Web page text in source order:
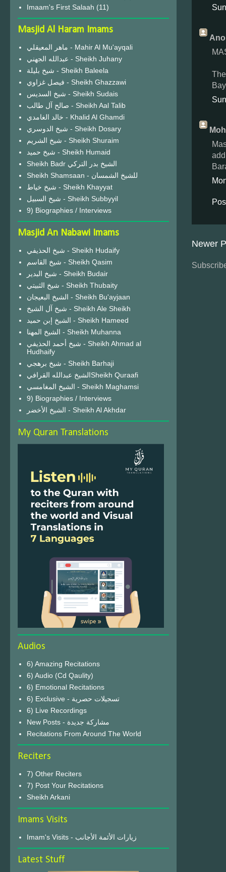
Newer
Imaam's First Salaah (11)
Masjid Al Haram Imams
ماهر المعيقلي - Mahir Al Mu'ayqali
عبدالله الجهني - Sheikh Juhany
شيخ بليلة - Sheikh Baleela
فيصل غزاوي - Sheikh Ghazzawi
شيخ السديس - Sheikh Sudais
صالح آل طالب - Sheikh Aal Talib
خالد الغامدي - Khalid Al Ghamdi
شيخ الدوسري - Sheikh Dosary
شيخ الشريم - Sheikh Shuraim
شيخ حميد - Sheikh Humaid
Sheikh Badr الشيخ بدر التركي
Sheikh Shamsaan - للشيخ الشمسان
شيخ خياط - Sheikh Khayyat
شيخ السبيل - Sheikh Subbyyil
9) Biographies / Interviews
Masjid An Nabawi Imams
شيخ الحذيفي - Sheikh Hudaify
شيخ القاسم - Sheikh Qasim
شيخ البدير - Sheikh Budair
شيخ الثبيتي - Sheikh Thubaity
الشيخ البعيجان - Sheikh Bu'ayjaan
شيخ آل الشيخ - Sheikh Ale Sheikh
الشيخ إبن حميد - Sheikh Hameed
الشيخ المهنا - Sheikh Muhanna
شيخ أحمد الحذيفي - Sheikh Ahmad al
Hudhaify
شيخ برهجي - Sheikh Barhaji
الشيخ عبدالله القرافيSheikh Quraafi
الشيخ المغامسي - Sheikh Maghamsi
9) Biographies / Interviews
الشيخ الأخضر - Sheikh Al Akhdar
My Quran Translations
Audios
6) Amazing Recitations
6) Audio (Cd Qaulity)
6) Emotional Recitations
6) Exclusive - تسجيلات حصرية
6) Live Recordings
New Posts - مشاركة جديدة
Recitations From Around The World
Reciters
7) Other Reciters
7) Post Your Recitations
Sheikh Arkani
Imams Visits
Imam's Visits - زيارات الأئمة الأجانب
Latest Stuff